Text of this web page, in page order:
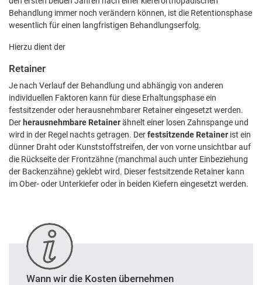
Behandlung immer noch verändern können, ist die Retentionsphase
wesentlich für einen langfristigen Behandlungserfolg.
Hierzu dient der
Retainer
Je nach Verlauf der Behandlung und abhängig von anderen
individuellen Faktoren kann für diese Erhaltungsphase ein
festsitzender oder herausnehmbarer Retainer eingesetzt werden.
Der herausnehmbare Retainerähnelt einer losen Zahnspange und
wird in der Regel nachts getragen. Derfestsitzende Retainer ist ein
dünner Draht oder Kunststoffstreifen, der von vorne unsichtbar auf
die Rückseite der Frontzähne (manchmal auch unter Einbeziehung
der Backenzähne) geklebt wird. Dieser festsitzende Retainer kann
im Ober- oder Unterkiefer oder in beiden Kiefern eingesetzt werden.
Wann wir die Kosten übernehmen